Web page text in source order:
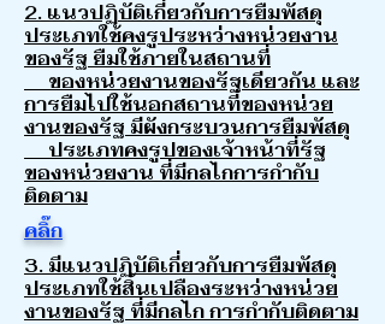
2. แนวปฏิบัติเกี่ยวกับการยืมพัสดุ
ประเภทใช้คงรูประหว่างหน่วยงาน
ของรัฐ ยืมใช้ภายในสถานที่
ของหน่วยงานของรัฐเดียวกัน และ
การยืมไปใช้นอกสถานที่ของหน่วย
งานของรัฐ มีผังกระบวนการยืมพัสดุ
ประเภทคงรูปของเจ้าหน้าที่รัฐ
ของหน่วยงาน ที่มีกลไกการกำกับ
ติดตาม
คลิ๊ก
3. มีแนวปฏิบัติเกี่ยวกับการยืมพัสดุ
ประเภทใช้สิ้นเปลืองระหว่างหน่วย
งานของรัฐ ที่มีกลไก การกำกับติดตาม